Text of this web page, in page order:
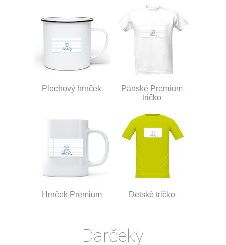
Plechový hrnček
Pánské Premium
tričko
Hrnček Premium Detské tričko
Darčeky